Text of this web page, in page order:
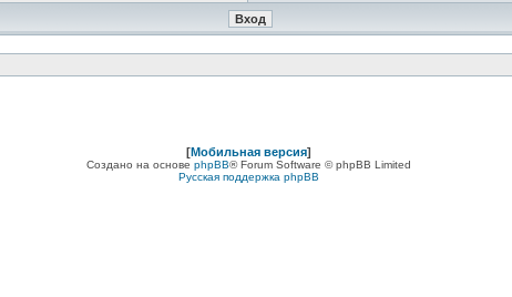
[Мобильная версия]
Создано на основе phpBB® Forum Software © phpBB Limited
Русская поддержка phpBB